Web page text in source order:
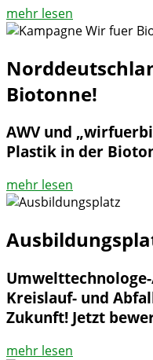
mehr lesen
Biotonne!
AWV und
Plastik in der
mehr lesen
Kreislauf- und
Zukunft! Jetzt
mehr lesen